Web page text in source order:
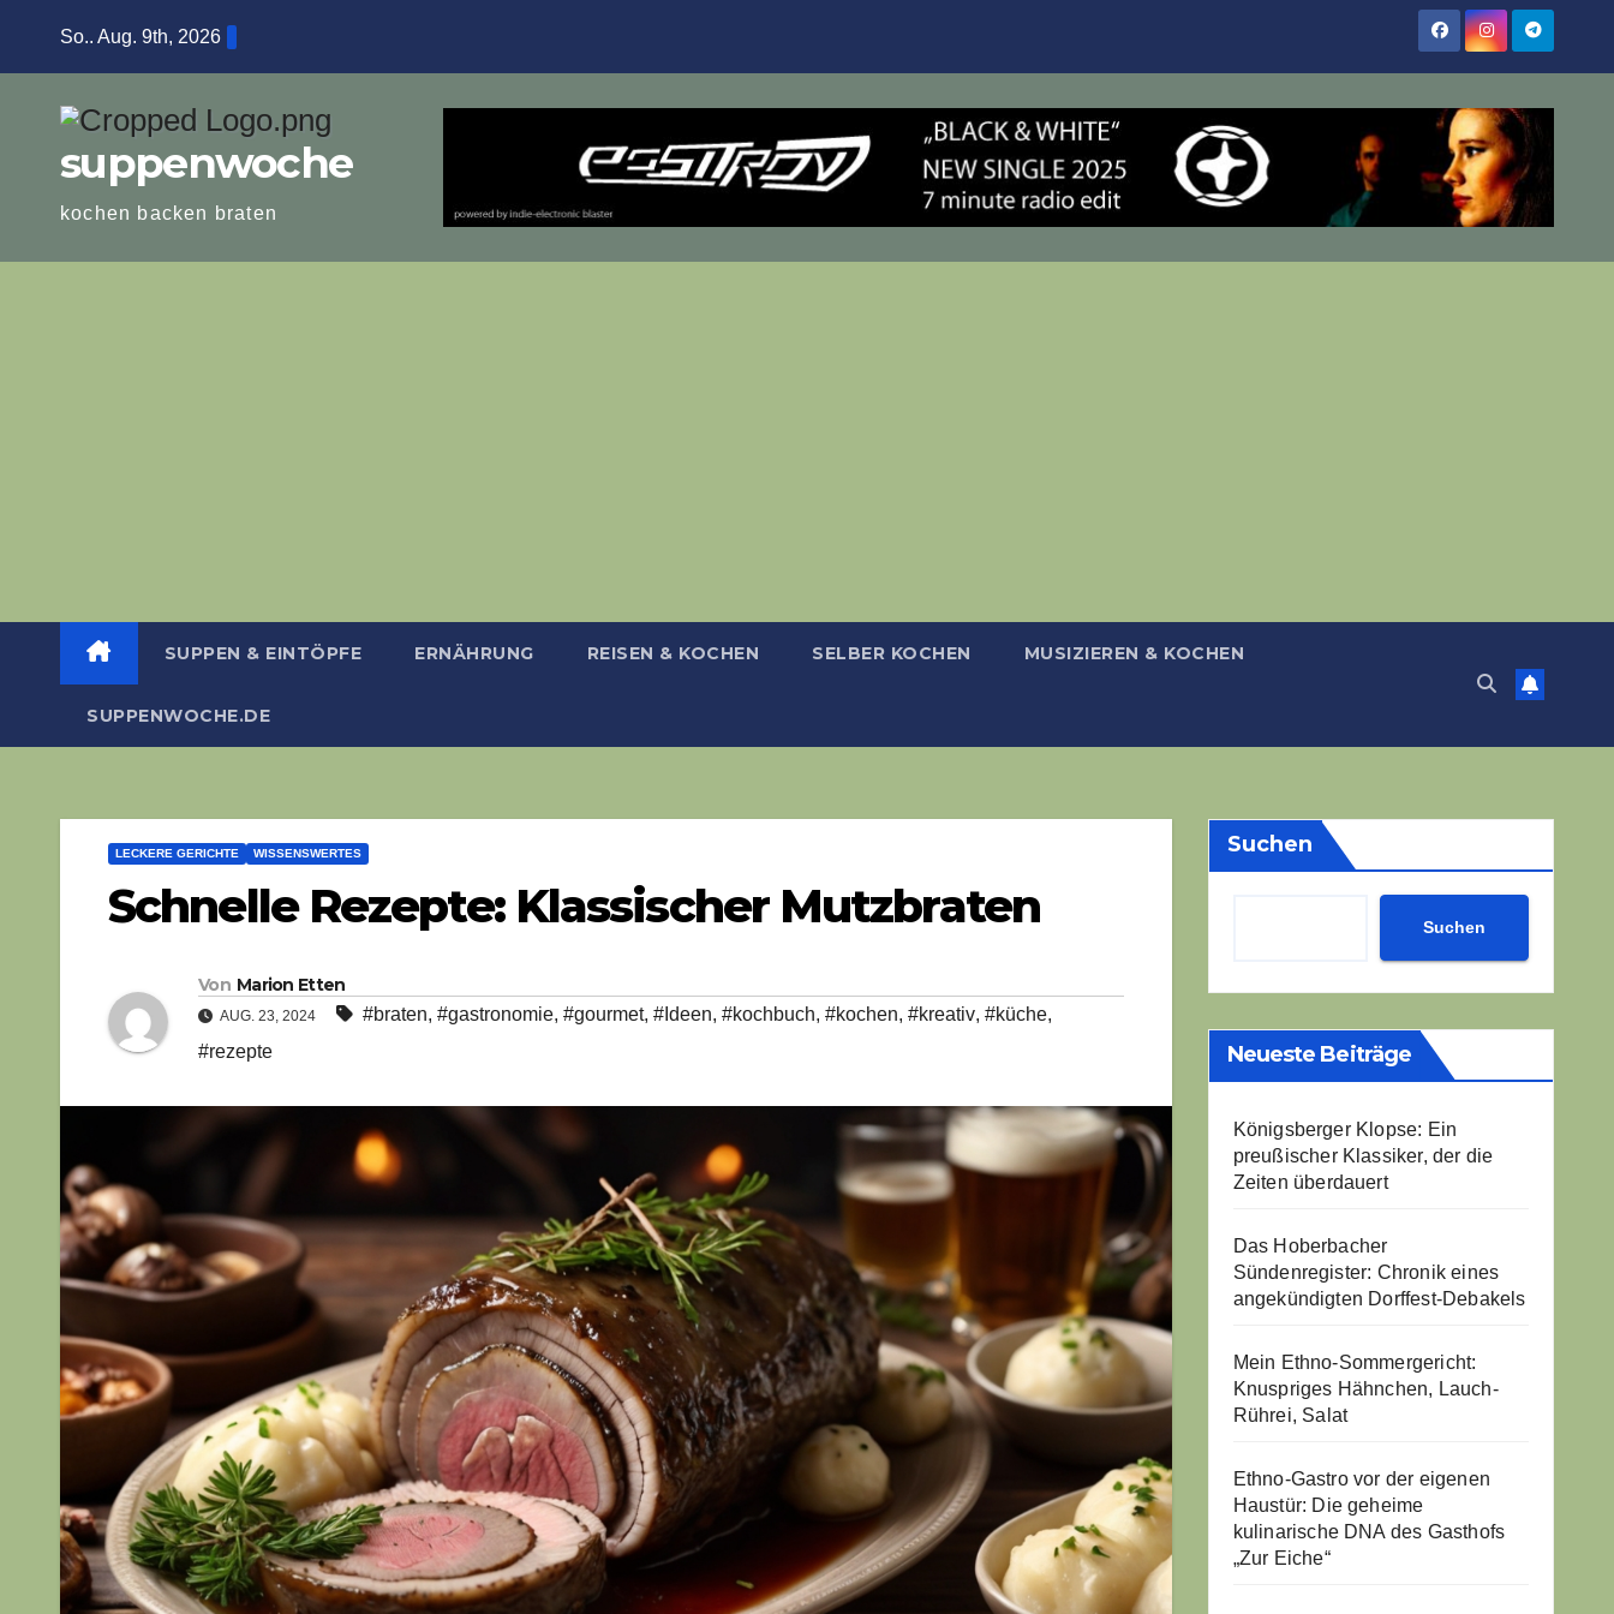
So.. Aug. 9th, 2026
suppenwoche
kochen backen braten
SUPPEN & EINTÖPFE ERNÄHRUNG REISEN & KOCHEN SELBER KOCHEN MUSIZIEREN & KOCHEN
SUPPENWOCHE.DE
LECKERE GERICHTE WISSENSWERTES
Schnelle Rezepte: Klassischer Mutzbraten
Von Marion Etten
AUG. 23, 2024 #braten, #gastronomie, #gourmet, #Ideen, #kochbuch, #kochen, #kreativ, #küche,
#rezepte
Suchen
Suchen
Neueste Beiträge
Königsberger Klopse: Ein
preußischer Klassiker, der die
Zeiten überdauert
Das Hoberbacher
Sündenregister: Chronik eines
angekündigten Dorffest-Debakels
Mein Ethno-Sommergericht:
Knuspriges Hähnchen, Lauch-
Rührei, Salat
Ethno-Gastro vor der eigenen
Haustür: Die geheime
kulinarische DNA des Gasthofs
„Zur Eiche“